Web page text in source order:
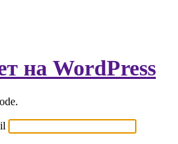
на WordPress